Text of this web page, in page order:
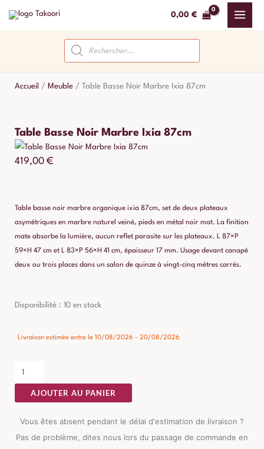
0,00 €
Recherche
de
produits
Accueil / Meuble / Table Basse Noir Marbre Ixia 87cm
Table Basse Noir Marbre Ixia 87cm
419,00 €
Table basse noir marbre organique ixia 87cm, set de deux plateaux
asymétriques en marbre naturel veiné, pieds en métal noir mat. La finition
mate absorbe la lumière, aucun reflet parasite sur les plateaux. L 87×P
59×H 47 cm et L 83×P 56×H 41 cm, épaisseur 17 mm. Usage devant canapé
deux ou trois places dans un salon de quinze à vingt-cinq mètres carrés.
Disponibilité : 10 en stock
Livraison estimée entre le 10/08/2026 - 20/08/2026
quantité
Table
Noir
Marbre
Ixia
AJOUTER AU PANIER
Vous êtes absent pendant le délai d'estimation de livraison ?
Pas de problème, dites nous lors du passage de commande en